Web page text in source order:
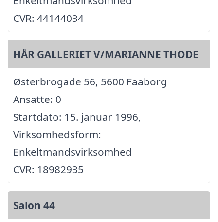
CVR: 44144034
HÅR GALLERIET V/MARIANNE THODE
Østerbrogade 56, 5600 Faaborg
Ansatte: 0
Startdato: 15. januar 1996,
Virksomhedsform:
Enkeltmandsvirksomhed
CVR: 18982935
Salon 44